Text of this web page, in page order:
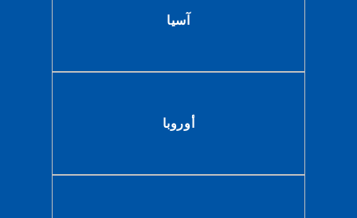
آسيا
أوروبا